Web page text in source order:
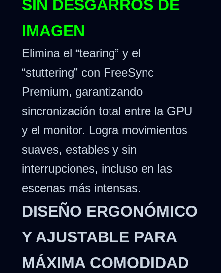
SIN DESGARROS DE
IMAGEN
Elimina el “tearing” y el
“stuttering” con FreeSync
Premium, garantizando
sincronización total entre la GPU
y el monitor. Logra movimientos
suaves, estables y sin
interrupciones, incluso en las
escenas más intensas.
DISEÑO ERGONÓMICO
Y AJUSTABLE PARA
MÁXIMA COMODIDAD